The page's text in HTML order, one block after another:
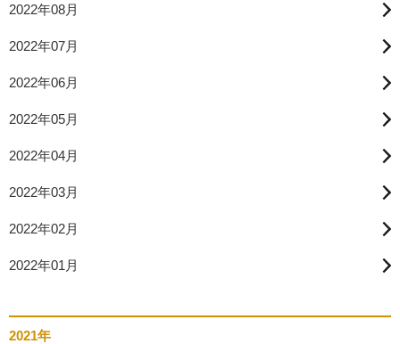
2022年08月
2022年07月
2022年06月
2022年05月
2022年04月
2022年03月
2022年02月
2022年01月
2021年